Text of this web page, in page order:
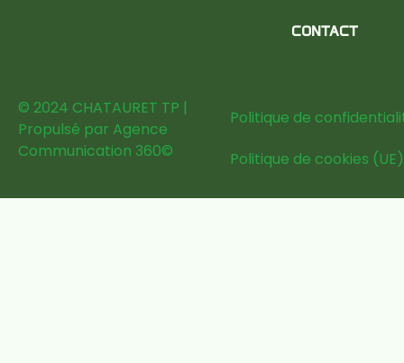
CONTACT
© 2024 CHATAURET TP |
Propulsé par Agence
Communication 360©
Politique de
Politique de cookies (UE)